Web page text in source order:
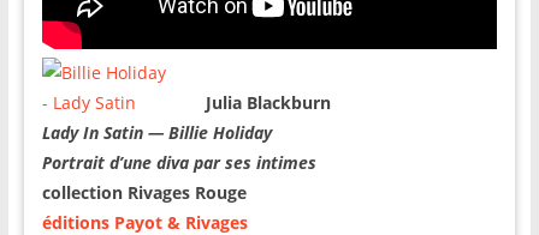
Julia Blackburn
Lady In Satin — Billie Holiday
Portrait d’une diva par ses intimes
collection Rivages Rouge
éditions Payot & Rivages